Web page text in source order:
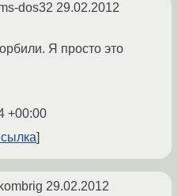
dos32 29.02.2012
Я просто это
+00:00
29.02.2012